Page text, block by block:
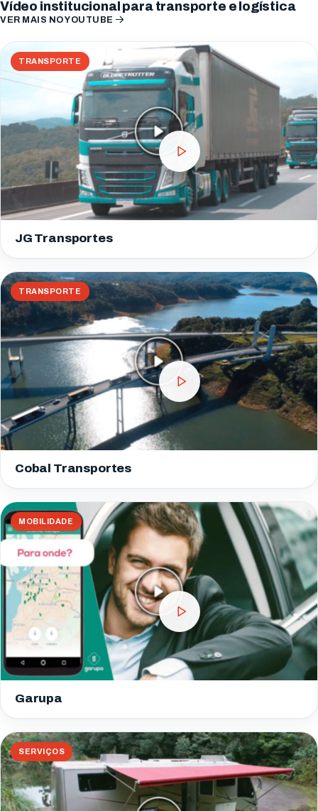
Vídeo institucional para transporte e logística
VER MAIS NO YOUTUBE
TRANSPORTE
JG Transportes
TRANSPORTE
Cobal Transportes
MOBILIDADE
Garupa
SERVIÇOS